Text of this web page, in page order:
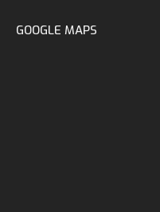
GOOGLE MAPS